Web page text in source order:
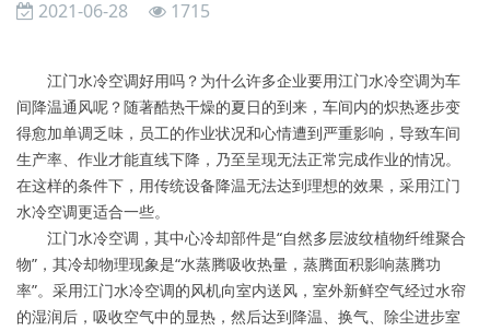
2021-06-28 1715
江门水冷空调好用吗？为什么许多企业要用江门水冷空调为车
间降温通风呢？随著酷热干燥的夏日的到来，车间内的炽热逐步变
得愈加单调乏味，员工的作业状况和心情遭到严重影响，导致车间
生产率、作业才能直线下降，乃至呈现无法正常完成作业的情况。
在这样的条件下，用传统设备降温无法达到理想的效果，采用江门
水冷空调更适合一些。
江门水冷空调，其中心冷却部件是“自然多层波纹植物纤维聚合
物”，其冷却物理现象是“水蒸腾吸收热量，蒸腾面积影响蒸腾功
率”。采用江门水冷空调的风机向室内送风，室外新鲜空气经过水帘
的湿润后，吸收空气中的显热，然后达到降温、换气、除尘进步室